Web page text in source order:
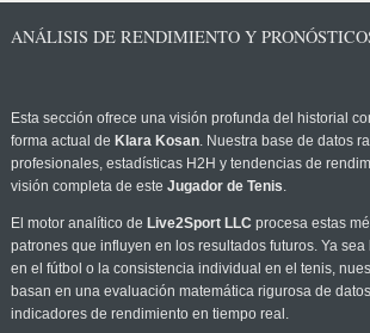
ANÁLISIS DE RENDIMIENTO Y
Esta sección ofrece una visión profunda del historial
forma actual de Klara Kosan. Nuestra base de datos
profesionales, estadísticas H2H y tendencias de
visión completa de este Jugador de Tenis.
El motor analítico de Live2Sport LLC procesa estas
patrones que influyen en los resultados futuros. Ya
en el fútbol o la consistencia individual en el tenis,
basan en una evaluación matemática rigurosa de
indicadores de rendimiento en tiempo real.